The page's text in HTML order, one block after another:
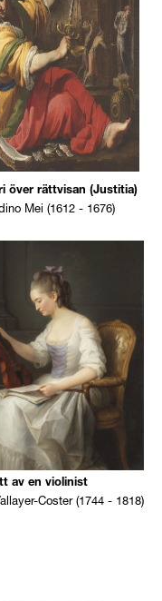
över rättvisan (Justitia)
Mei (1612 - 1676)
av en violinist
Coster (1744 - 1818)